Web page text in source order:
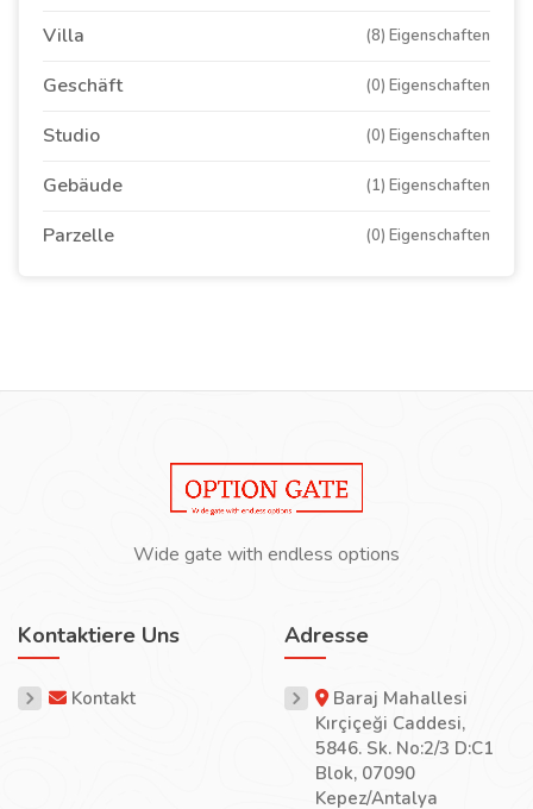
Villa (8) Eigenschaften
Geschäft (0) Eigenschaften
Studio (0) Eigenschaften
Gebäude (1) Eigenschaften
Parzelle (0) Eigenschaften
Wide gate with endless options
Kontaktiere Uns
Kontakt
Adresse
Baraj Mahallesi
Kırçiçeği Caddesi,
5846. Sk. No:2/3 D:C1
Blok, 07090
Kepez/Antalya